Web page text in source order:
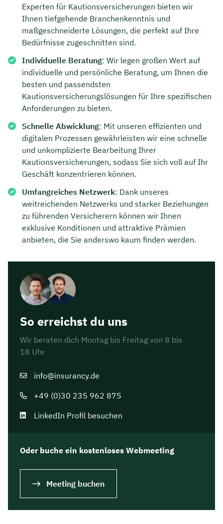
Experten für Kautionsversicherungen bieten wir
Ihnen tiefgehende Branchenkenntnis und
maßgeschneiderte Lösungen, die perfekt auf Ihre
Bedürfnisse zugeschnitten sind.
Individuelle Beratung: Wir legen großen Wert auf
individuelle und persönliche Beratung, um Ihnen die
besten und passendsten
Kautionsversicherungslösungen für Ihre spezifischen
Anforderungen zu bieten.
Schnelle Abwicklung: Mit unseren effizienten und
digitalen Prozessen gewährleisten wir eine schnelle
und unkomplizierte Bearbeitung Ihrer
Kautionsversicherungen, sodass Sie sich voll auf Ihr
Geschäft konzentrieren können.
Umfangreiches Netzwerk: Dank unseres
weitreichenden Netzwerks und starker Beziehungen
zu führenden Versicherern können wir Ihnen
exklusive Konditionen und attraktive Prämien
anbieten, die Sie anderswo kaum finden werden.
So erreichst du uns
Wir beraten dich Montag bis Freitag von 8 bis
18 Uhr
info@insurancy.de
+49 (0)30 235 962 875
LinkedIn Profil besuchen
Oder buche ein kostenloses Webmeeting
Meeting buchen